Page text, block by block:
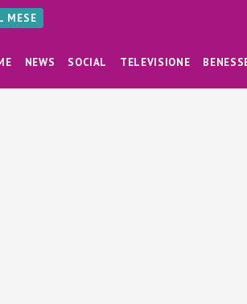
MESE
NEWS SOCIAL TELEVISIONE